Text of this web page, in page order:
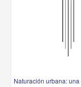
Naturación urbana: